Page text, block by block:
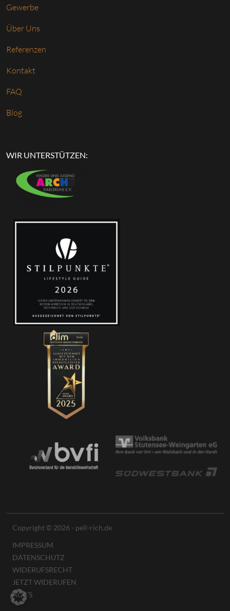
Gewerbe
Über Uns
Referenzen
Kontakt
FAQ
Blog
WIR UNTERSTÜTZEN:
Copyright © 2026 - pell-rich.de
IMPRESSUM
DATENSCHUTZ
WIDERUFSRECHT
JETZT WIDERUFEN
AGB'S